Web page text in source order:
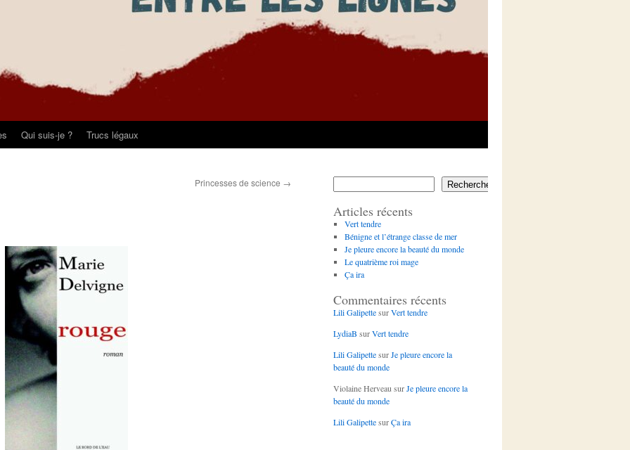
Qui suis-je ? Trucs légaux
Princesses de science → Rechercher
Articles récents
Vert tendre
Bénigne et l’étrange classe de mer
Je pleure encore la beauté du monde
Le quatrième roi mage
Ça ira
Commentaires récents
Lili GalipettesurVert tendre
LydiaB surVert tendre
Lili GalipettesurJe pleure encore la
beauté du monde
Violaine Herveau surJe pleure encore la
beauté du monde
Lili GalipettesurÇa ira